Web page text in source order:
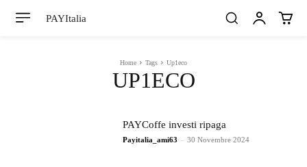
PAYItalia
Home Tags Up1eco
UP1ECO
PAYCoffe investi ripaga
Payitalia_ami63 - 30 Novembre 2024